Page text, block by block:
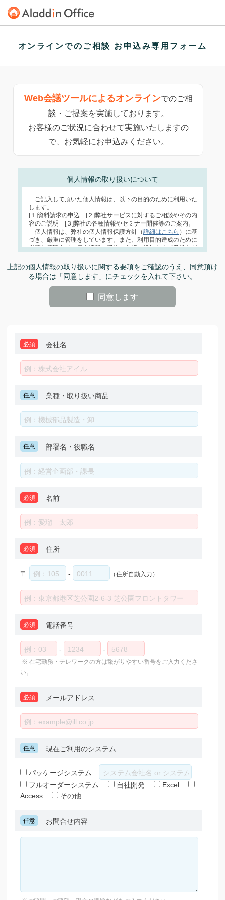
オンラインでのご相談 お申込み専用フォーム
Web会議ツールによるオンラインでのご相
談・ご提案を実施しております。
お客様のご状況に合わせて実施いたしますの
で、お気軽にお申込みください。
個人情報の取り扱いについて
ご記入して頂いた個人情報は、以下の目的のために利用いた
します。
[１]資料請求の申込 [２]弊社サービスに対するご相談やその内
容のご説明 [３]弊社の各種情報やセミナー開催等のご案内。
個人情報は、弊社の個人情報保護方針（詳細はこちら ）に基
づき、厳重に管理をしています。また、利用目的達成のために
必要な範囲内で、個人情報の収集・分析・通知および発送など
ます。
上記の場合及び法律によって認められる場合を除いて、ご本
人の同意を得ずに第三者に開示・提供することはありません。
個人情報のご記入は任意ですが、弊社が必須としている情報を
ご提供いただけない場合は、必要な情報等の登録ができない、
または資料等が正しくご提供できないなどがありますのでご了
い合わせ、ご登録頂いた個人情報の開示、訂正、削除は、各担
株式会社アイルお客様担当窓口 E-mail：
webmarketing@ill.co.jp
Privacy@ill.co.jp
上記の個人情報の取り扱いに関する要項をご確認のうえ、同意頂け
る場合は「同意します」にチェックを入れて下さい。
同意します
必須 会社名
任意 業種・取り扱い商品
任意 部署名・役職名
必須 名前
必須 住所
〒 - （住所自動入力）
必須 電話番号
- -
※ 在宅勤務・テレワークの方は繋がりやすい番号をご入力くださ
い。
必須 メールアドレス
任意 現在ご利用のシステム
パッケージシステム
フルオーダーシステム
自社開発
Excel
Access
その他
任意 お問合せ内容